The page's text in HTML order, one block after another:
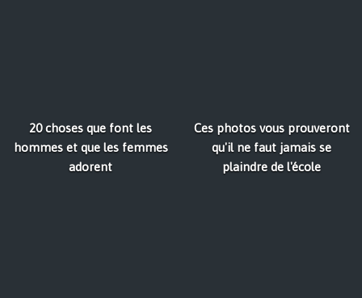
20 choses que font les
hommes et que les femmes
adorent
Ces photos vous prouveront
qu'il ne faut jamais se
plaindre de l'école